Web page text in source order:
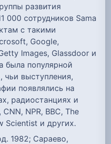
развития
000 сотрудников Sama
с такими
Google,
Images, Glassdoor и
была популярной
чьи выступления,
появлялись на
радиостанциях и
NPR, BBC, The
Scientist и других.
1982; Сараево,